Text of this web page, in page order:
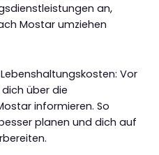
an,
Mostar umziehen
Vor
über die
informieren. So
planen und dich auf